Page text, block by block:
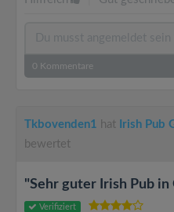
0 Kommentare
Tkbovenden1 hat Irish Pub
bewertet
"Sehr guter Irish Pub in
Verifiziert